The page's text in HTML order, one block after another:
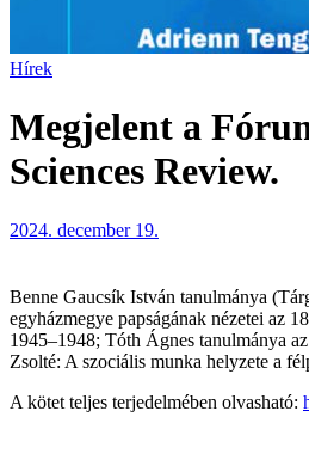
Hírek
Megjelent a
Sciences Review.
2024. december 19.
Benne Gaucsík István tanulmánya
egyházmegye papságának nézetei az
1945–1948; Tóth Ágnes tanulmánya
Zsolté: A szociális munka helyzete a
A kötet teljes terjedelmében olvasható: